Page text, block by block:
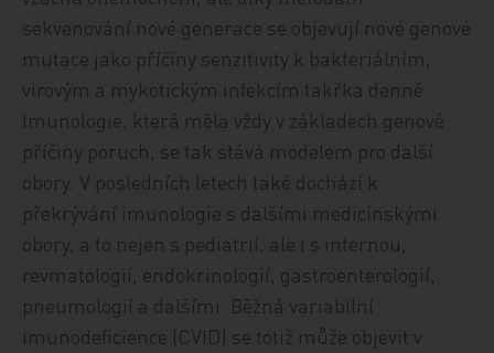
sekvenování nové generace se objevují nové genové
mutace jako příčiny senzitivity k bakteriálním,
virovým a mykotickým infekcím takřka denně.
Imunologie, která měla vždy v základech genové
příčiny poruch, se tak stává modelem pro další
obory. V posledních letech také dochází k
překrývání imunologie s dalšími medicínskými
obory, a to nejen s pediatrií, ale i s internou,
revmatologií, endokrinologií, gastroenterologií,
pneumologií a dalšími. Běžná variabilní
imunodeficience (CVID) se totiž může objevit v